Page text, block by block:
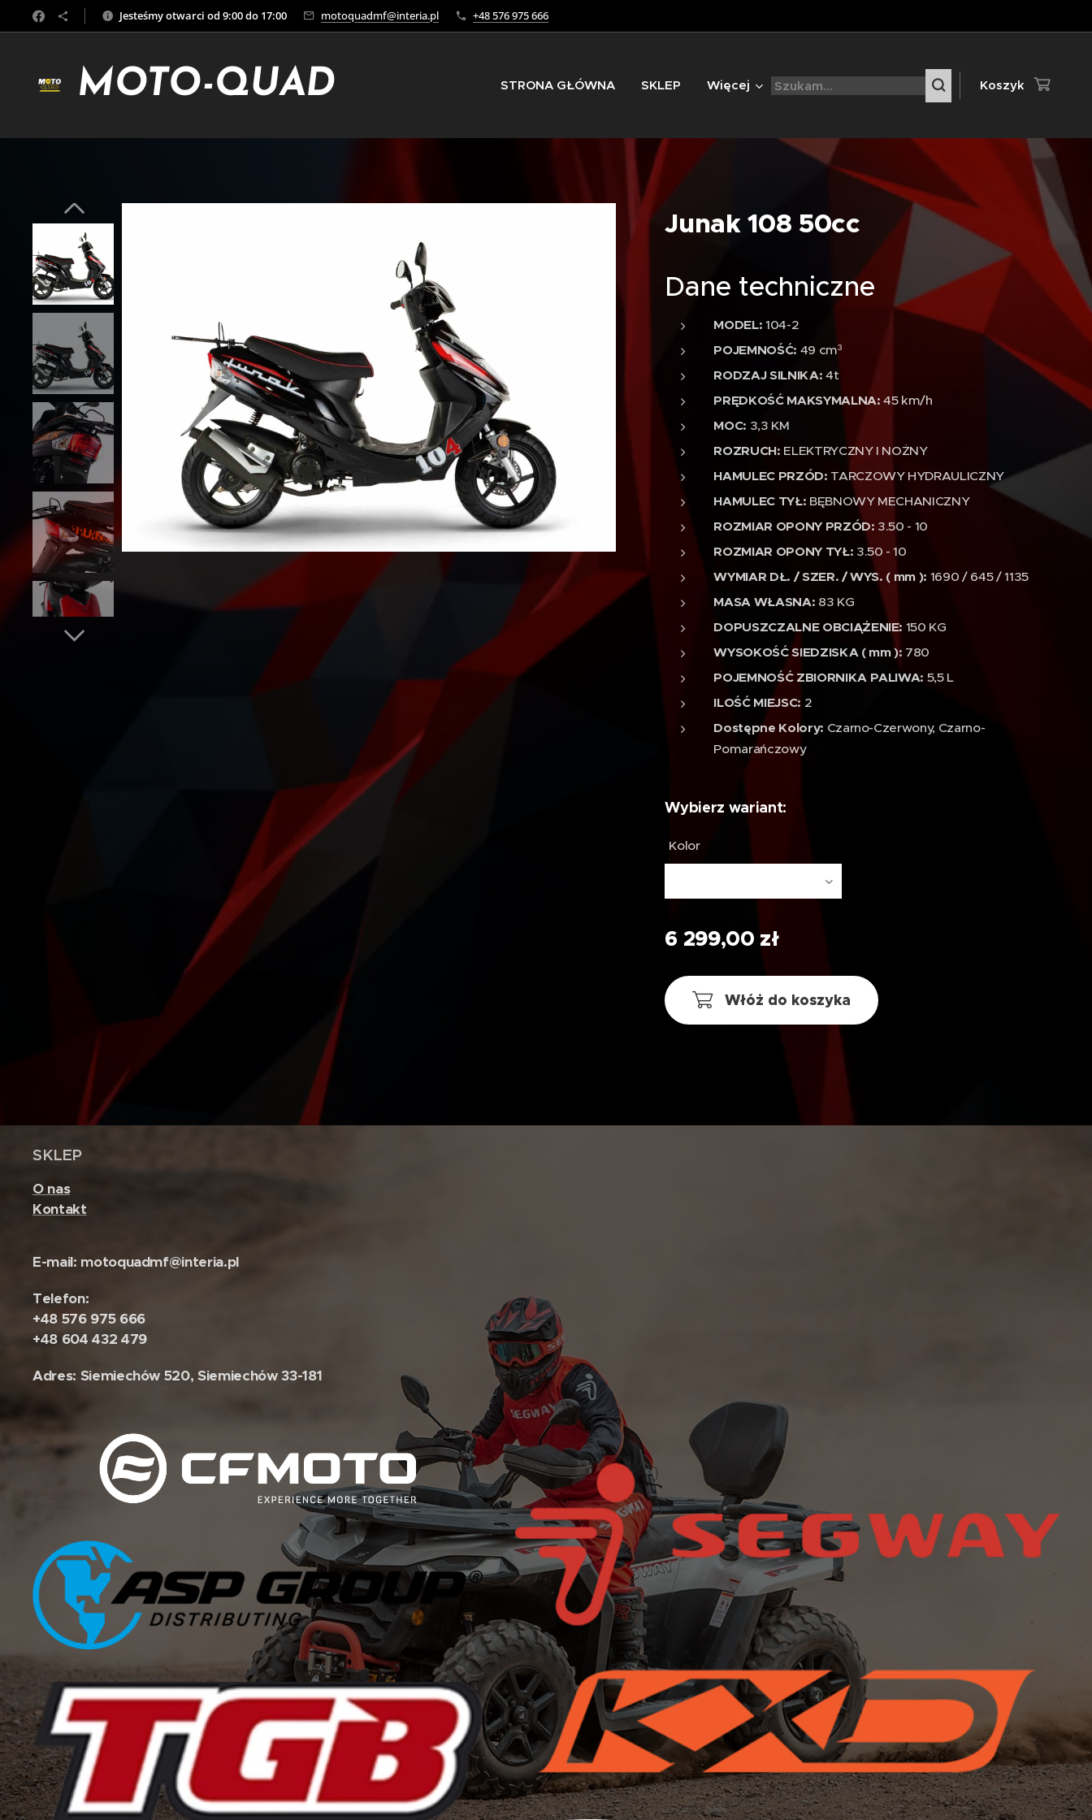
Jesteśmy otwarci od 9:00 do 17:00 motoquadmf@interia.pl +48 576 975 666
MOTO-QUAD STRONA GŁÓWNA SKLEP Więcej Koszyk
Junak 108 50cc
Dane techniczne
MODEL: 104-2
POJEMNOŚĆ: 49 cm³
RODZAJ SILNIKA: 4t
PRĘDKOŚĆ MAKSYMALNA:45 km/h
MOC: 3,3 KM
ROZRUCH: ELEKTRYCZNY I NOŻNY
HAMULEC PRZÓD: TARCZOWY HYDRAULICZNY
HAMULEC TYŁ: BĘBNOWY MECHANICZNY
ROZMIAR OPONY PRZÓD: 3.50 - 10
ROZMIAR OPONY TYŁ: 3.50 - 10
WYMIAR DŁ. / SZER. / WYS. ( mm ): 1690 / 645 / 1135
MASA WŁASNA: 83 KG
DOPUSZCZALNE OBCIĄŻENIE: 150 KG
WYSOKOŚĆ SIEDZISKA ( mm ): 780
POJEMNOŚĆ ZBIORNIKA PALIWA: 5,5 L
ILOŚĆ MIEJSC: 2
Dostępne Kolory: Czarno-Czerwony, Czarno-
Pomarańczowy
Wybierz wariant:
Kolor
6 299,00 zł
Włóż do koszyka
SKLEP
O nas
Kontakt
E-mail: motoquadmf@interia.pl
Telefon:
+48 576 975 666
+48 604 432 479
Adres: Siemiechów 520, Siemiechów 33-181